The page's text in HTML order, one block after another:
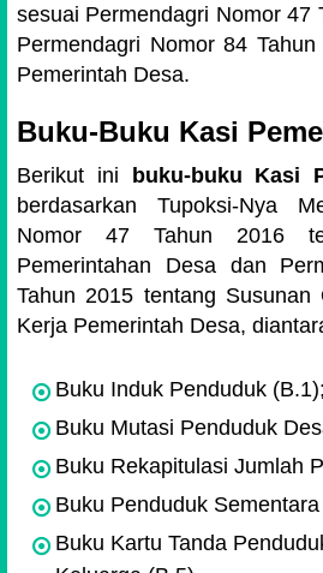
sesuai Permendagri Nomor 47
Permendagri Nomor 84
Pemerintah Desa.
Buku-Buku Kasi
Berikut ini
buku-buku Kasi
berdasarkan Tupoksi-Nya
Nomor 47 Tahun 2016
Pemerintahan Desa dan
Tahun 2015 tentang Susunan
Kerja Pemerintah Desa,
Buku Induk Penduduk (B.1);
Buku Mutasi Penduduk
Buku Rekapitulasi Jumlah
Buku Penduduk
Buku Kartu Tanda